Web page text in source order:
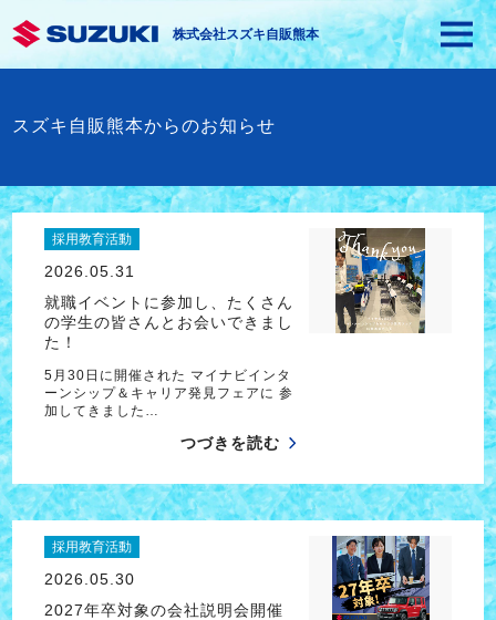
株式会社スズキ自販熊本
スズキ自販熊本からのお知らせ
採用教育活動
2026.05.31
就職イベントに参加し、たくさん
の学生の皆さんとお会いできまし
た！
5月30日に開催された マイナビインタ
ーンシップ＆キャリア発見フェアに 参
加してきました…
つづきを読む
採用教育活動
2026.05.30
2027年卒対象の会社説明会開催